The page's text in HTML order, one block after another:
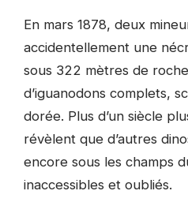
En mars 1878, deux
accidentellement une
sous 322 mètres de
d’iguanodons complets,
dorée. Plus d’un siècle
révèlent que d’autres
encore sous les champs
inaccessibles et oubliés.